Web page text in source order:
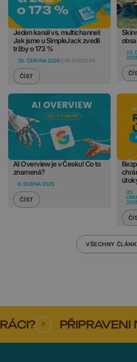
Jeden kanál vs. multichannel:
Jak jsme u SimpleJack zvedli
tržby o 173 %
25. ČERVNA 2026 EVA ŠVÉDOVÁ
ČÍST
23.
AI Overview je v Česku! Co to
znamená?
9. DUBNA 2025
ČÍST
20.
VŠECHNY
PŘIPRAVENI